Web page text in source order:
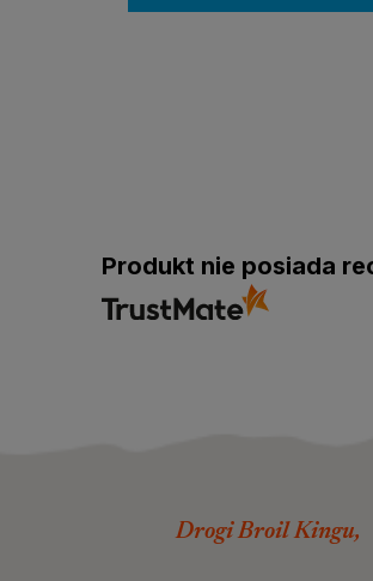
Produkt nie posiada
Drogi Broil Kingu,